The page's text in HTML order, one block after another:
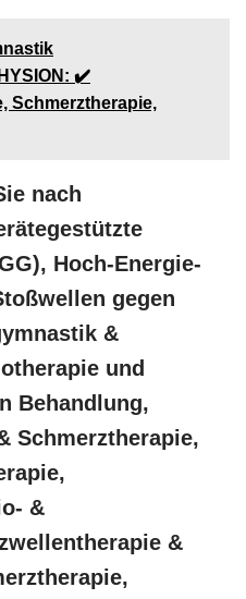
✔️
Schmerztherapie,
nach
Hoch-Energie-
gegen
&
und
Behandlung,
Schmerztherapie,
&
&